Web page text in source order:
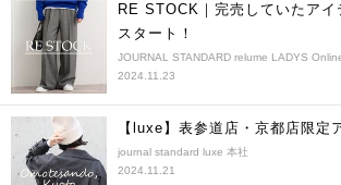
RE STOCK｜完売していたアイ
スタート！
JOURNAL STANDARD relume LADYS
2024.11.23
【luxe】表参道店・京都店限定
journal standard luxe 本社
2024.11.21